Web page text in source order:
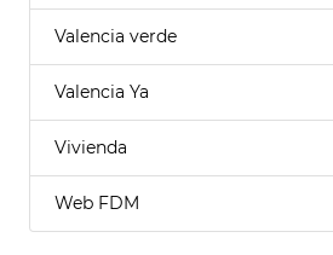
Valencia verde
Valencia Ya
Vivienda
Web FDM